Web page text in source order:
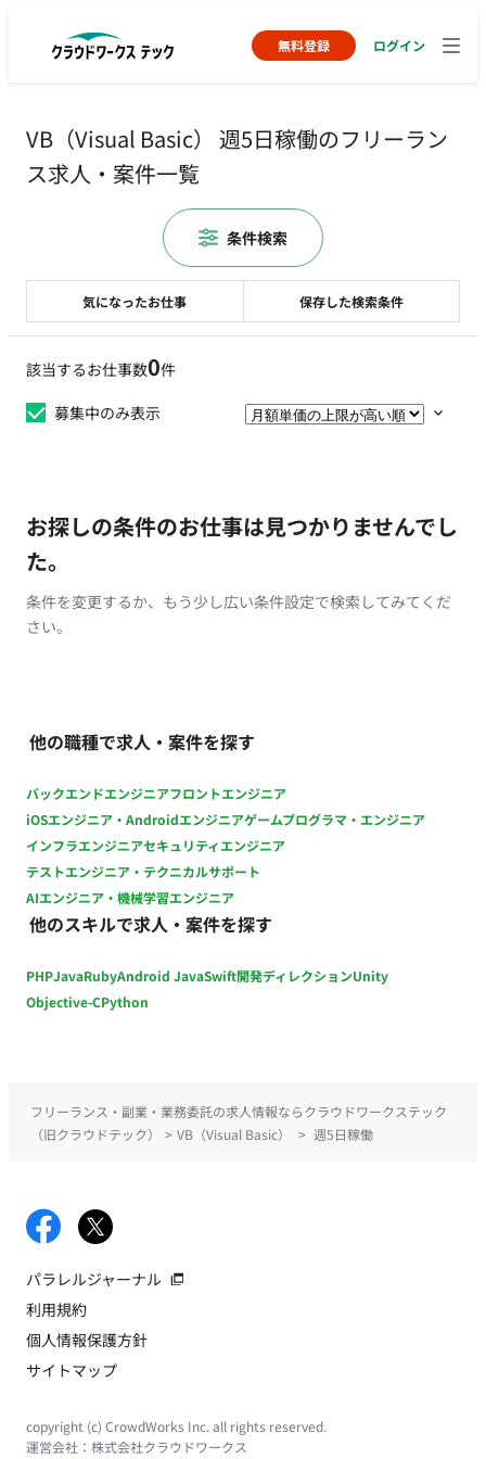
無料登録 ログイン
VB（Visual Basic） 週5日稼働のフリーラン
ス求人・案件一覧
該当するお仕事数0件
募集中のみ表示
お探しの条件のお仕事は見つかりませんでし
た。
条件を変更するか、もう少し広い条件設定で検索してみてくだ
さい。
他の職種で求人・案件を探す
バックエンドエンジニアフロントエンジニア
iOSエンジニア・Androidエンジニアゲームプログラマ・エンジニア
インフラエンジニアセキュリティエンジニア
テストエンジニア・テクニカルサポート
AIエンジニア・機械学習エンジニア
他のスキルで求人・案件を探す
PHPJavaRubyAndroid JavaSwift開発ディレクションUnity
Objective-CPython
気になったお仕事 保存した検索条件
条件検索
フリーランス・副業・業務委託の求人情報ならクラウドワークステック
（旧クラウドテック）
> VB（Visual Basic） > 週5日稼働
パラレルジャーナル
利用規約
個人情報保護方針
サイトマップ
copyright (c) CrowdWorks Inc. all rights reserved.
運営会社： 株式会社クラウドワークス